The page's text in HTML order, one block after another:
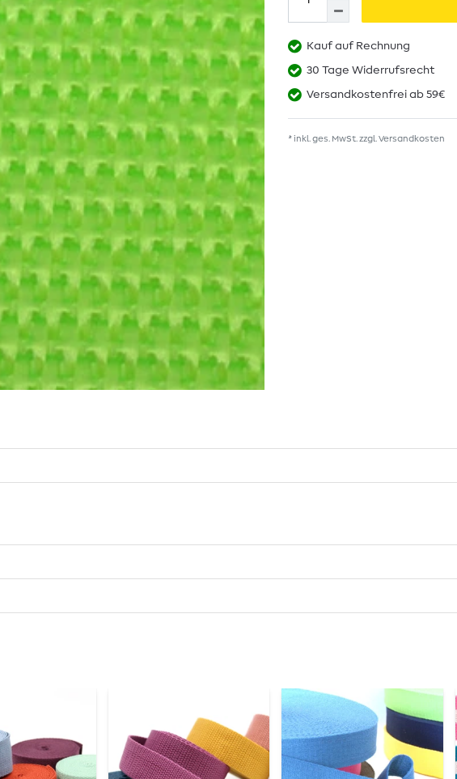
Kauf auf Rechnung
30 Tage Widerrufsrecht
Versandkostenfrei ab 59€
* inkl. ges. MwSt. zzgl. Versandkosten